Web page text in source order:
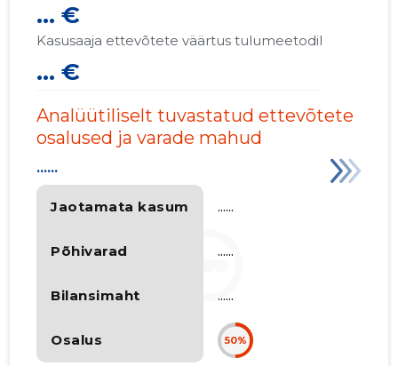
... €
Kasusaaja ettevõtete väärtus tulumeetodil
... €
Analüütiliselt tuvastatud ettevõtete
osalused ja varade mahud
Jaotamata kasum
Põhivarad
Bilansimaht
Osalus
......
......
......
......
50%